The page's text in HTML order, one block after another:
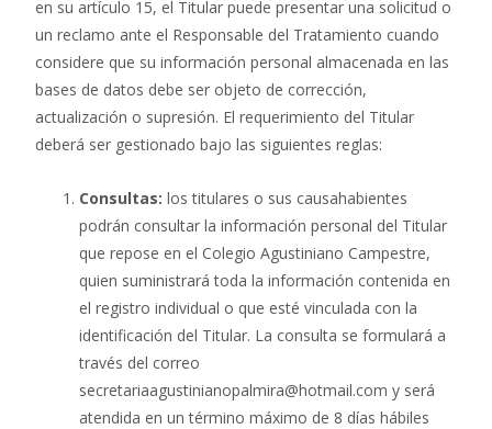
en su artículo 15, el Titular puede presentar una solicitud o
un reclamo ante el Responsable del Tratamiento cuando
considere que su información personal almacenada en las
bases de datos debe ser objeto de corrección,
actualización o supresión. El requerimiento del Titular
deberá ser gestionado bajo las siguientes reglas:
Consultas: los titulares o sus causahabientes
podrán consultar la información personal del Titular
que repose en el Colegio Agustiniano Campestre,
quien suministrará toda la información contenida en
el registro individual o que esté vinculada con la
identificación del Titular. La consulta se formulará a
través del correo
secretariaagustinianopalmira@hotmail.com y será
atendida en un término máximo de 8 días hábiles